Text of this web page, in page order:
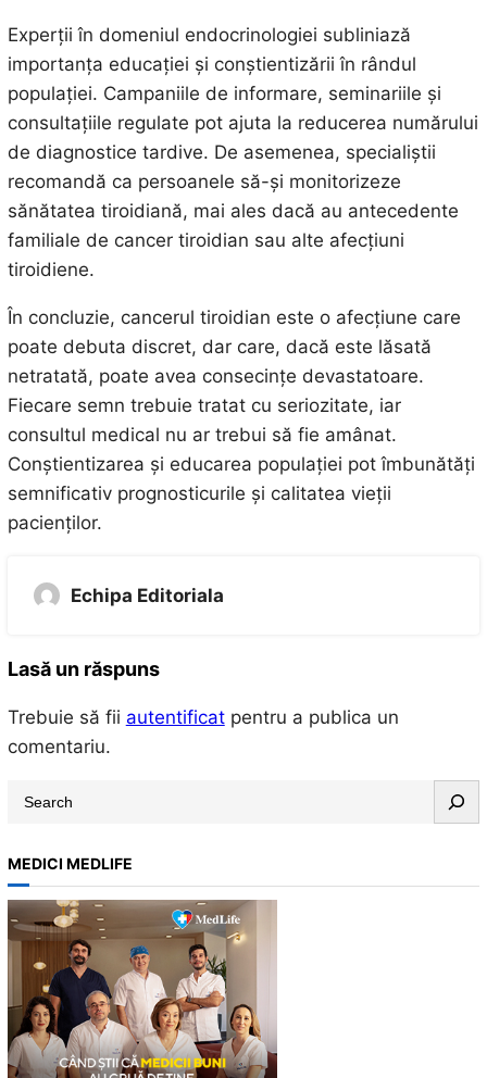
Experții în domeniul endocrinologiei subliniază
importanța educației și conștientizării în rândul
populației. Campaniile de informare, seminariile și
consultațiile regulate pot ajuta la reducerea numărului
de diagnostice tardive. De asemenea, specialiștii
recomandă ca persoanele să-și monitorizeze
sănătatea tiroidiană, mai ales dacă au antecedente
familiale de cancer tiroidian sau alte afecțiuni
tiroidiene.
În concluzie, cancerul tiroidian este o afecțiune care
poate debuta discret, dar care, dacă este lăsată
netratată, poate avea consecințe devastatoare.
Fiecare semn trebuie tratat cu seriozitate, iar
consultul medical nu ar trebui să fie amânat.
Conștientizarea și educarea populației pot îmbunătăți
semnificativ prognosticurile și calitatea vieții
pacienților.
Echipa Editoriala
Lasă un răspuns
Trebuie să fii autentificatpentru a publica un
comentariu.
r
c
h
MEDICI MEDLIFE